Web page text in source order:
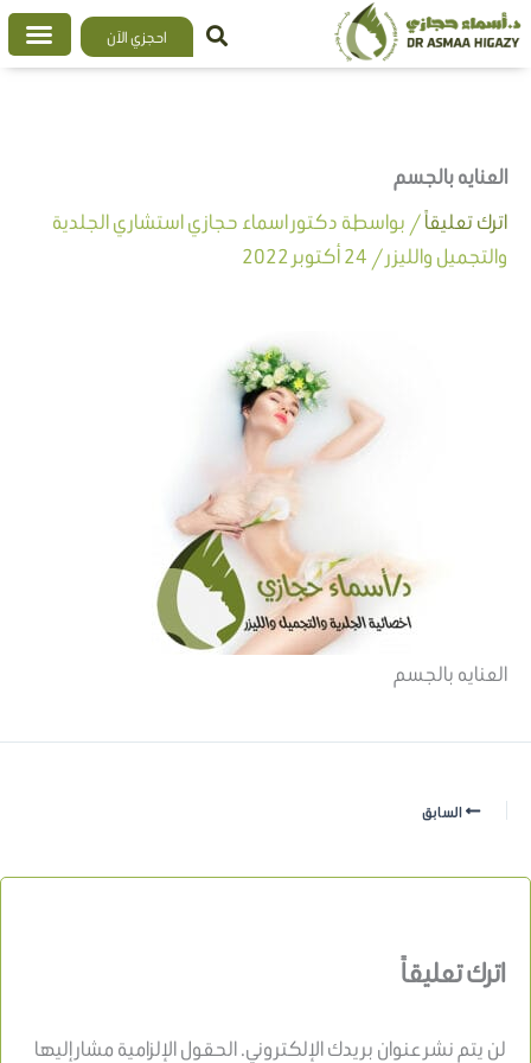
تخطي
إلى
احجزي الآن
العنايه بالجسم
اترك تعليقاً/ بواسطة دكتور اسماء حجازي استشاري الجلدية
والتجميل والليزر/ 24 أكتوبر 2022
العنايه بالجسم
السابق
اترك تعليقاً
لن يتم نشر عنوان بريدك الإلكتروني.الحقول الإلزامية مشار إليها